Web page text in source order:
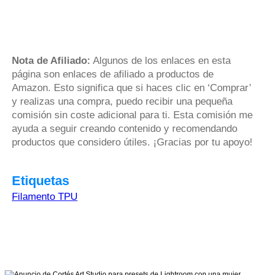
Nota de Afiliado: Algunos de los enlaces en esta
página son enlaces de afiliado a productos de
Amazon. Esto significa que si haces clic en ‘Comprar’
y realizas una compra, puedo recibir una pequeña
comisión sin coste adicional para ti. Esta comisión me
ayuda a seguir creando contenido y recomendando
productos que considero útiles. ¡Gracias por tu apoyo!
Etiquetas
Filamento TPU